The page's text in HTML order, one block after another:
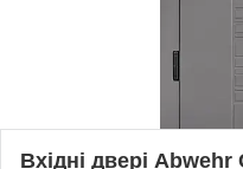
Вхідні двері